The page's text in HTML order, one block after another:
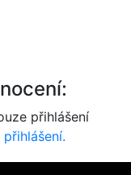
přihlášení